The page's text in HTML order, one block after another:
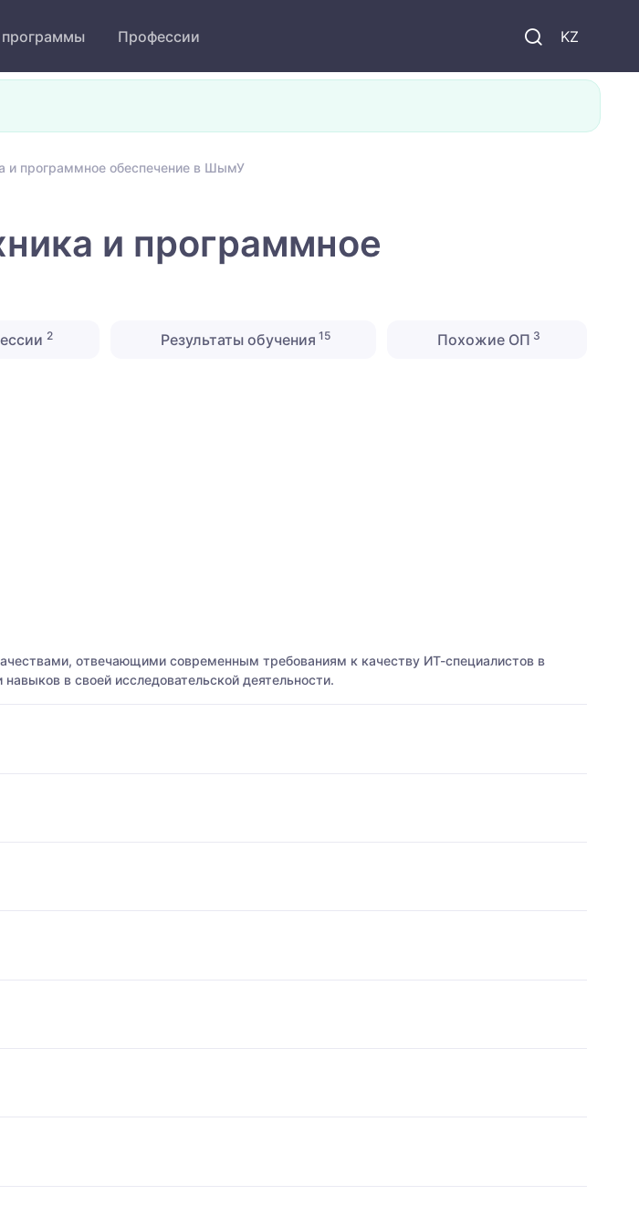
KZ
программы Профессии
и программное обеспечение в ШымУ
и программное
2 Результаты обучения 15 Похожие ОП 3
отвечающими современным требованиям к качеству ИТ-специалистов в
в своей исследовательской деятельности.